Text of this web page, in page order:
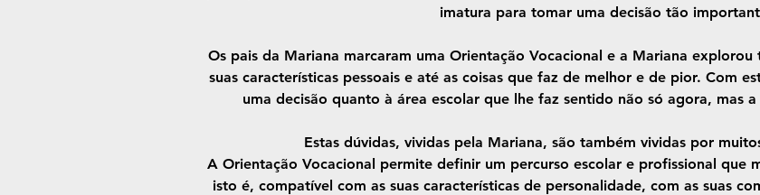
imatura para tomar uma decisão tão
Os pais da Mariana marcaram uma Orientação Vocacional e a Mariana
suas características pessoais e até as coisas que faz de melhor e de pior. Com
uma decisão quanto à área escolar que lhe faz sentido não só agora, mas
Estas dúvidas, vividas pela Mariana, são também vividas por
A Orientação Vocacional permite definir um percurso escolar e profissional que
isto é, compatível com as suas características de personalidade, com as suas